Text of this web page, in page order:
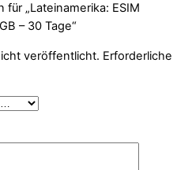
„Lateinamerika: ESIM
– 30 Tage“
veröffentlicht. Erforderliche